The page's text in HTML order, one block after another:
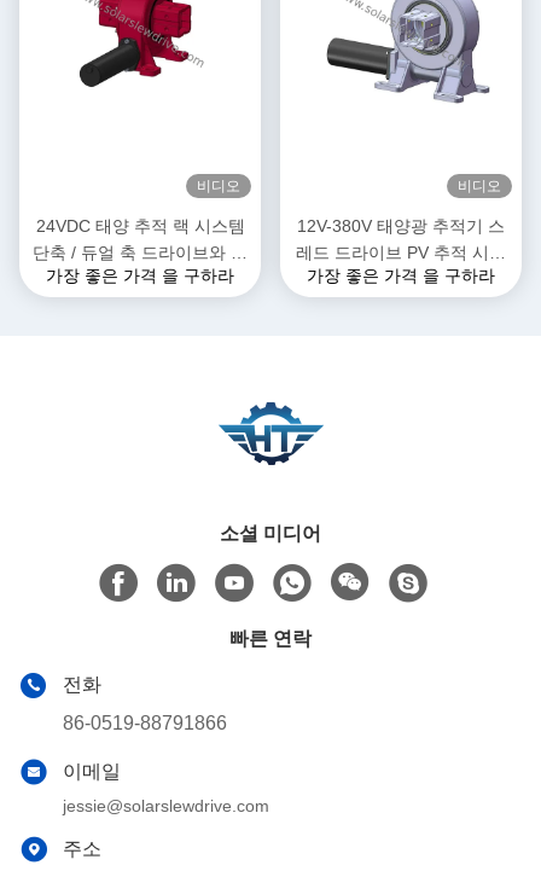
비디오
24VDC 태양 추적 랙 시스템
단축 / 듀얼 축 드라이브와 함
께 슬레브 모터
가장 좋은 가격 을 구하라
비디오
12V-380V 태양광 추적기 스
레드 드라이브 PV 추적 시스
템 IP66 보호
가장 좋은 가격 을 구하라
소셜 미디어
빠른 연락
전화
86-0519-88791866
이메일
jessie@solarslewdrive.com
주소